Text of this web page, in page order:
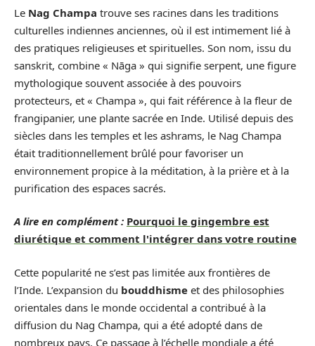
Le Nag Champa trouve ses racines dans les traditions
culturelles indiennes anciennes, où il est intimement lié à
des pratiques religieuses et spirituelles. Son nom, issu du
sanskrit, combine « Nāga » qui signifie serpent, une figure
mythologique souvent associée à des pouvoirs
protecteurs, et « Champa », qui fait référence à la fleur de
frangipanier, une plante sacrée en Inde. Utilisé depuis des
siècles dans les temples et les ashrams, le Nag Champa
était traditionnellement brûlé pour favoriser un
environnement propice à la méditation, à la prière et à la
purification des espaces sacrés.
A lire en complément : Pourquoi le gingembre est
diurétique et comment l'intégrer dans votre routine
Cette popularité ne s’est pas limitée aux frontières de
l’Inde. L’expansion du bouddhisme et des philosophies
orientales dans le monde occidental a contribué à la
diffusion du Nag Champa, qui a été adopté dans de
nombreux pays. Ce passage à l’échelle mondiale a été